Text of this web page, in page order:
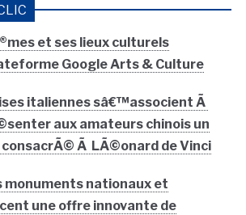
et ses lieux culturels
Google Arts & Culture
italiennes sâ€™associent Ã
aux amateurs chinois un
Ã LÃ©onard de Vinci
monuments nationaux et
une offre innovante de